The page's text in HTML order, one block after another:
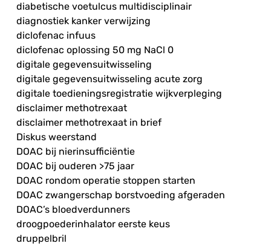
diabetische voetulcus multidisciplinair
diagnostiek kanker verwijzing
diclofenac infuus
diclofenac oplossing 50 mg NaCl 0
digitale gegevensuitwisseling
digitale gegevensuitwisseling acute zorg
digitale toedieningsregistratie wijkverpleging
disclaimer methotrexaat
disclaimer methotrexaat in brief
Diskus weerstand
DOAC bij nierinsufficiëntie
DOAC bij ouderen >75 jaar
DOAC rondom operatie stoppen starten
DOAC zwangerschap borstvoeding afgeraden
DOAC’s bloedverdunners
droogpoederinhalator eerste keus
druppelbril